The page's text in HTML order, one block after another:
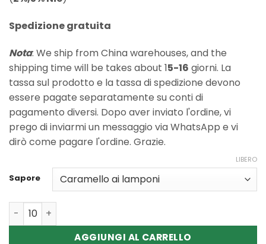
Spedizione gratuita
Nota: We ship from China warehouses, and the
shipping time will be takes about 15-16 giorni. La
tassa sul prodotto e la tassa di spedizione devono
essere pagate separatamente su conti di
pagamento diversi. Dopo aver inviato l'ordine, vi
prego di inviarmi un messaggio via WhatsApp e vi
dirò come pagare l'ordine. Grazie.
Sapore
LIBERO
Quantità Wholesale RAZZ BAR 15000 Puffs Disposable
AGGIUNGI AL CARRELLO